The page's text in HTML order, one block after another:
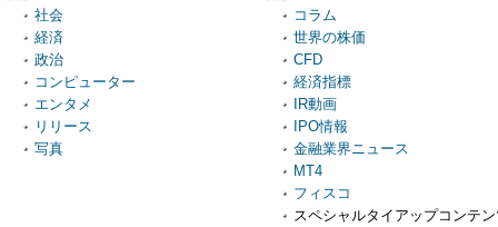
社会
経済
政治
コンピューター
エンタメ
リリース
写真
コラム
世界の株価
CFD
経済指標
IR動画
IPO情報
金融業界ニュース
MT4
フィスコ
スペシャルタイアップコンテ